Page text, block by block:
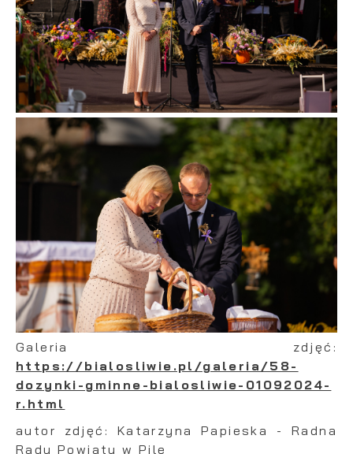
Galeria zdjęć:
https://bialosliwie.pl/galeria/58-
dozynki-gminne-bialosliwie-01092024-
r.html
autor zdjęć: Katarzyna Papieska - Radna
Rady Powiatu w Pile